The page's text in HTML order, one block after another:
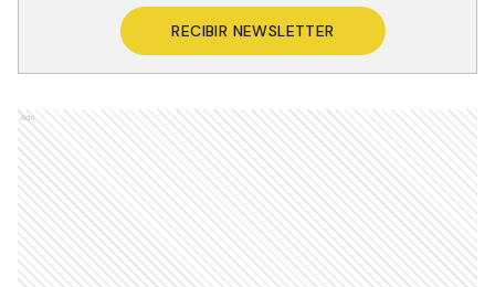
RECIBIR NEWSLETTER
Ads